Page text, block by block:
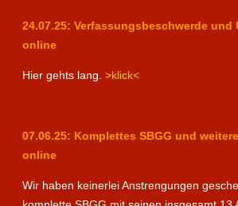
24.07.25: Verfassungsbeschwerde und
online
Hier gehts lang. >klick<
07.06.25: Komplettes SBGG und
online
Wir haben keinerlei Anstrengungen